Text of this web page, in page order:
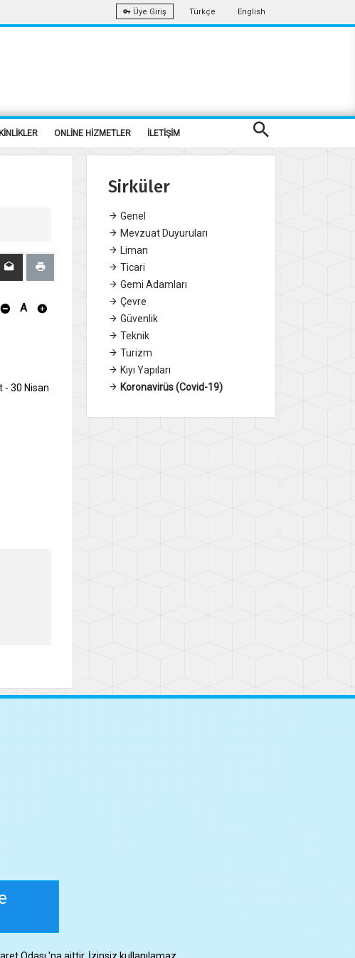
Üye Giriş Türkçe English
ONLİNE HİZMETLER İLETİŞİM
A
- 30 Nisan
Sirküler
Genel
Mevzuat Duyuruları
Liman
Ticari
Gemi Adamları
Çevre
Güvenlik
Teknik
Turizm
Kıyı Yapıları
Koronavirüs (Covid-19)